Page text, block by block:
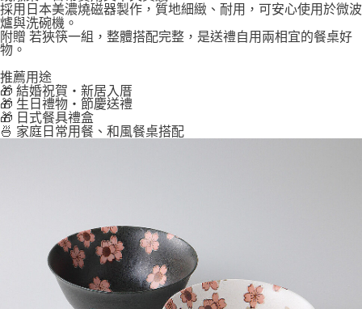
採用日本美濃燒磁器製作，質地細緻、耐用，可安心使用於微波
爐與洗碗機。
附贈 若狹筷一組，整體搭配完整，是送禮自用兩相宜的餐桌好
物。
推薦用途
🎁 結婚祝賀・新居入厝
🎁 生日禮物・節慶送禮
🎁 日式餐具禮盒
🍜 家庭日常用餐、和風餐桌搭配